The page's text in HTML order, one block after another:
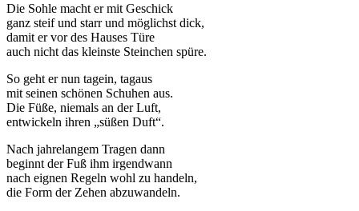
Die Sohle macht er mit Geschick
ganz steif und starr und möglichst dick,
damit er vor des Hauses Türe
auch nicht das kleinste Steinchen spüre.
So geht er nun tagein, tagaus
mit seinen schönen Schuhen aus.
Die Füße, niemals an der Luft,
entwickeln ihren „süßen Duft“.
Nach jahrelangem Tragen dann
beginnt der Fuß ihm irgendwann
nach eignen Regeln wohl zu handeln,
die Form der Zehen abzuwandeln.